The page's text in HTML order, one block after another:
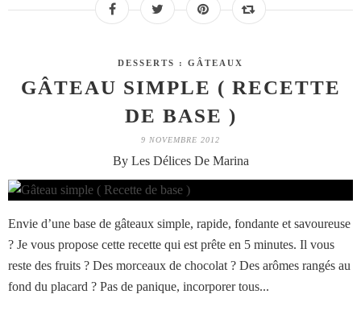
DESSERTS : GÂTEAUX
GÂTEAU SIMPLE ( RECETTE
DE BASE )
9 NOVEMBRE 2012
By Les Délices De Marina
Envie d’une base de gâteaux simple, rapide, fondante et savoureuse
? Je vous propose cette recette qui est prête en 5 minutes. Il vous
reste des fruits ? Des morceaux de chocolat ? Des arômes rangés au
fond du placard ? Pas de panique, incorporer tous...